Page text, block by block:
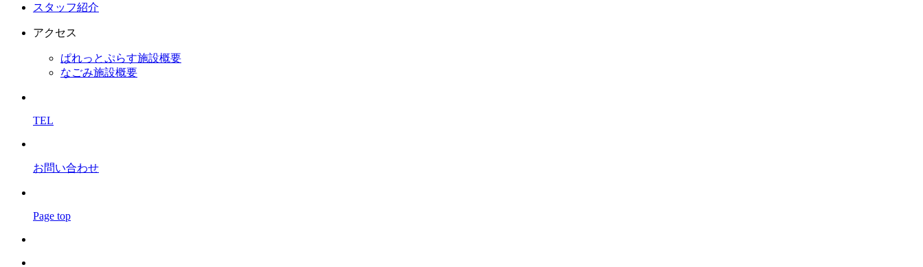
スタッフ紹介
アクセス
ぱれっとぷらす施設概要
なごみ施設概要
TEL
お問い合わせ
Page top